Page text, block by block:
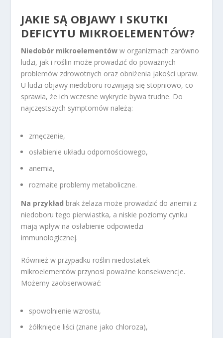
JAKIE SĄ OBJAWY I SKUTKI
DEFICYTU MIKROELEMENTÓW?
Niedobór mikroelementów w organizmach zarówno
ludzi, jak i roślin może prowadzić do poważnych
problemów zdrowotnych oraz obniżenia jakości upraw.
U ludzi objawy niedoboru rozwijają się stopniowo, co
sprawia, że ich wczesne wykrycie bywa trudne. Do
najczęstszych symptomów należą:
zmęczenie,
osłabienie układu odpornościowego,
anemia,
rozmaite problemy metaboliczne.
Na przykład brak żelaza może prowadzić do anemii z
niedoboru tego pierwiastka, a niskie poziomy cynku
mają wpływ na osłabienie odpowiedzi
immunologicznej.
Również w przypadku roślin niedostatek
mikroelementów przynosi poważne konsekwencje.
Możemy zaobserwować:
spowolnienie wzrostu,
żółknięcie liści (znane jako chloroza),